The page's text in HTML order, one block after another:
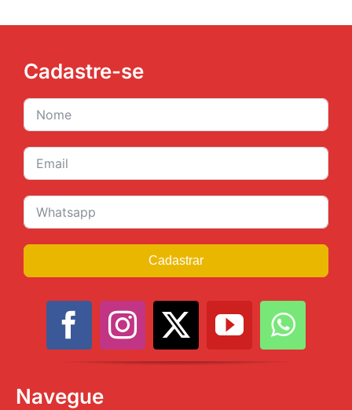
Cadastre-se
Cadastrar
Navegue